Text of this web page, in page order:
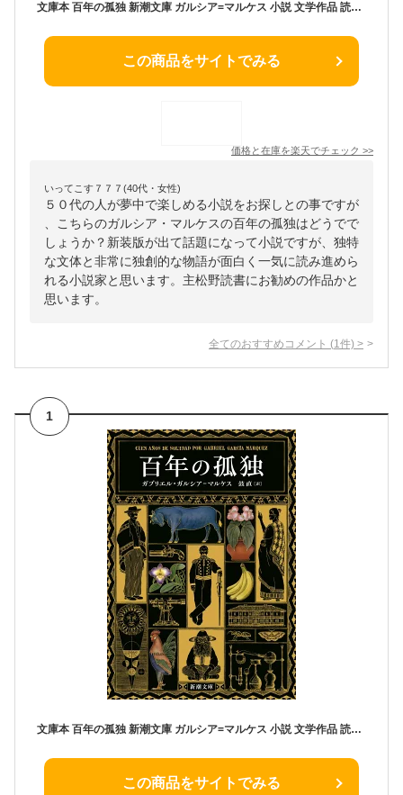
文庫本 百年の孤独 新潮文庫 ガルシア=マルケス 小説 文学作品 読み物 文庫サイズ 単行本 文学 日本語 読書 趣味 ギフト プレゼント
この商品をサイトでみる
価格と在庫を楽天でチェック >>
いってこす７７７(40代・女性)
５０代の人が夢中で楽しめる小説をお探しとの事ですが
、こちらのガルシア・マルケスの百年の孤独はどうでで
しょうか？新装版が出て話題になって小説ですが、独特
な文体と非常に独創的な物語が面白く一気に読み進めら
れる小説家と思います。主松野読書にお勧めの作品かと
思います。
全てのおすすめコメント (1 件) >
1
文庫本 百年の孤独 新潮文庫 ガルシア=マルケス 小説 文学作品 読み物 文庫サイズ 単行本 文学 日本語 読書 趣味 ギフト プレゼント
この商品をサイトでみる